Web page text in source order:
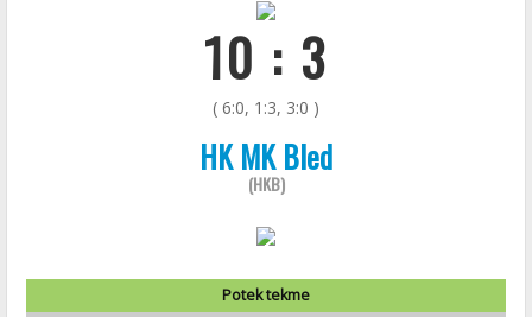
10 : 3
( 6:0, 1:3, 3:0 )
HK MK Bled
(HKB)
Potek tekme